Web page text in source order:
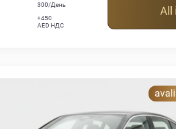
300/День
+450
AED НДС
All